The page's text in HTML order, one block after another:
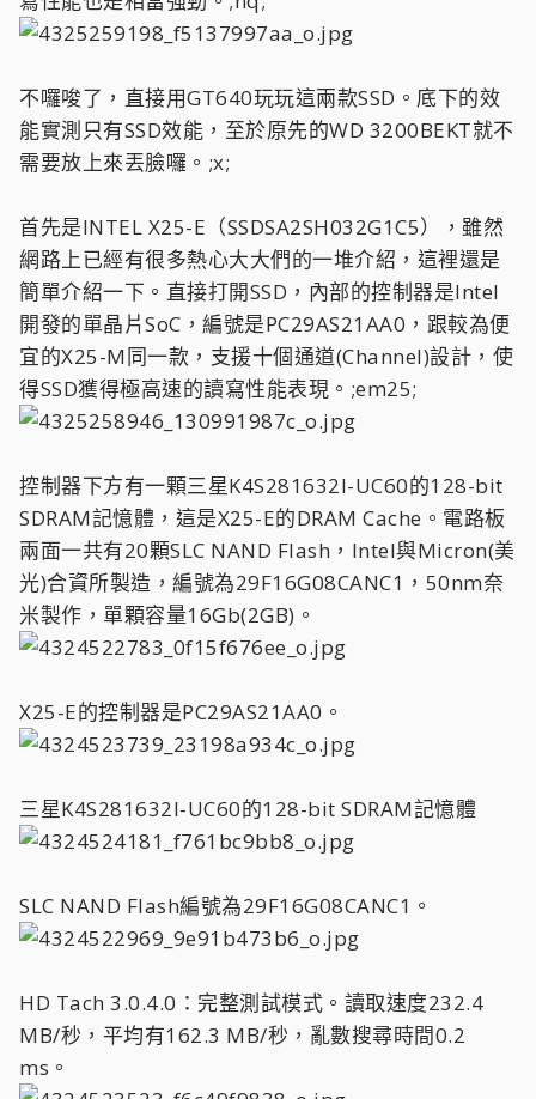
不囉唆了，直接用GT640玩玩這兩款SSD。底下的效
能實測只有SSD效能，至於原先的WD 3200BEKT就不
需要放上來丟臉囉。;x;
首先是INTEL X25-E（SSDSA2SH032G1C5），雖然
網路上已經有很多熱心大大們的一堆介紹，這裡還是
簡單介紹一下。直接打開SSD，內部的控制器是Intel
開發的單晶片SoC，編號是PC29AS21AA0，跟較為便
宜的X25-M同一款，支援十個通道(Channel)設計，使
得SSD獲得極高速的讀寫性能表現。;em25;
控制器下方有一顆三星K4S281632I-UC60的128-bit
SDRAM記憶體，這是X25-E的DRAM Cache。電路板
兩面一共有20顆SLC NAND Flash，Intel與Micron(美
光)合資所製造，編號為29F16G08CANC1，50nm奈
米製作，單顆容量16Gb(2GB)。
X25-E的控制器是PC29AS21AA0。
三星K4S281632I-UC60的128-bit SDRAM記憶體
SLC NAND Flash編號為29F16G08CANC1。
HD Tach 3.0.4.0：完整測試模式。讀取速度232.4
MB/秒，平均有162.3 MB/秒，亂數搜尋時間0.2
ms。